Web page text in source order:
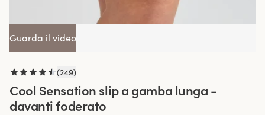
Guarda il video
(249)
Cool Sensation slip a gamba lunga -
davanti foderato